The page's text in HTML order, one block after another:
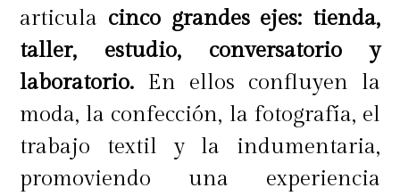
articula cinco grandes ejes: tienda,
taller, estudio, conversatorio y
laboratorio. En ellos confluyen la
moda, la confección, la fotografía, el
trabajo textil y la indumentaria,
promoviendo una experiencia